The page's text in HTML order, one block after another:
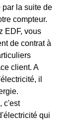
par la suite de
compteur.
EDF, vous
de contrat à
client. A
il
c'est
qui